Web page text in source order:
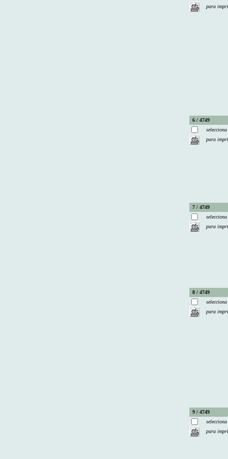
para
6 / 4749
selecciona
para
7 / 4749
selecciona
para
8 / 4749
selecciona
para
9 / 4749
selecciona
para